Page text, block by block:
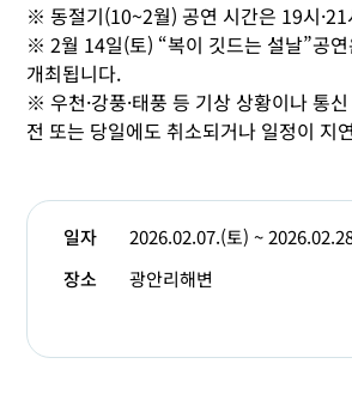
※ 동절기(10~2월) 공연 시간은 19시
※ 2월 14일(토) “복이 깃드는 설날”공
개최됩니다.
※ 우천·강풍·태풍 등 기상 상황이나 통
전 또는 당일에도 취소되거나 일정이 지
일자
2026.02.07.(토) ~
장소
광안리해변